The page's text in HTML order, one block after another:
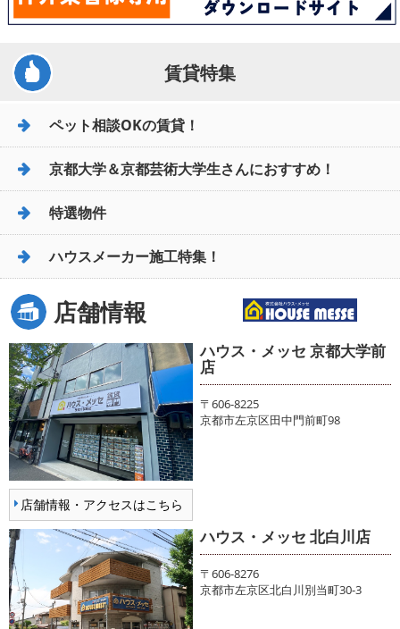
賃貸特集
ペット相談OKの賃貸！
京都大学＆京都芸術大学生さんにおすすめ！
特選物件
ハウスメーカー施工特集！
店舗情報
店舗情報・アクセスはこちら
ハウス・メッセ 京都大学前
店
〒606-8225
京都市左京区田中門前町98
ハウス・メッセ 北白川店
〒606-8276
京都市左京区北白川別当町30-3